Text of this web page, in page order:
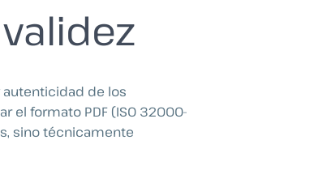
autenticidad de los
el formato PDF (ISO 32000-
sino técnicamente